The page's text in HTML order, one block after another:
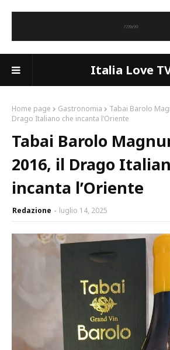
Italia Love
Home page Gastronomia
Tabai Barolo
Drago Italiano che incanta l’Oriente
Tabai Barolo
2016, il Drago
incanta l’Oriente
Redazione luglio 14, 2025